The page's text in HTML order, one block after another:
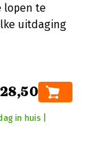
lopen te
uitdaging
in huis |